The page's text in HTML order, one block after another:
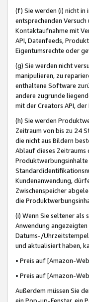
(f) Sie werden (i) nicht in
entsprechenden
Kontaktaufnahme mit
API, Datenfeeds,
Eigentumsrechte oder
(g) Sie werden nicht
manipulieren, zu
enthaltene Software
andere zugrunde
mit der Creators API,
(h) Sie werden
Zeitraum von bis zu 24
die nicht aus Bildern
Ablauf dieses Zeitraums
Kundenanwendung,
Zwischenspeicher
die
(i) Wenn Sie seltener als
Anwendung
Datums-/Uhrzeitstempel
und aktualisiert haben,
• Preis auf [Amazon-
• Preis auf [Amazon-
Außerdem müssen Sie
ein Pop-up-Fenster, ein